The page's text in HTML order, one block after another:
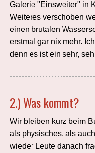
Galerie "Einsweiter" in
Weiteres verschoben
einen brutalen
erstmal gar nix mehr.
denn es ist ein sehr,
2.) Was kommt?
Wir bleiben kurz beim
als physisches, als
wieder Leute danach